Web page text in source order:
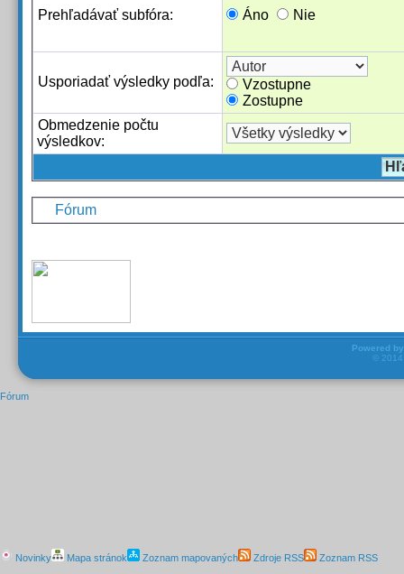
Prehľadávať subfóra: Áno Nie
Usporiadať výsledky podľa:
Vzostupne
Zostupne
Obmedzenie počtu
výsledkov:
Fórum
Powered by
©
Fórum
Novinky Mapa stránok Zoznam mapovaných Zdroje RSS Zoznam RSS